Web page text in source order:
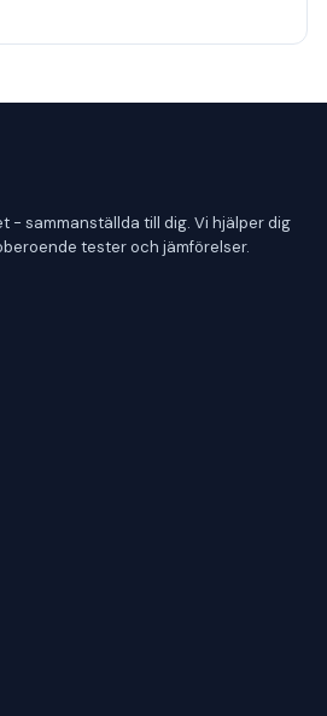
- sammanställda till dig. Vi hjälper dig
tester och jämförelser.